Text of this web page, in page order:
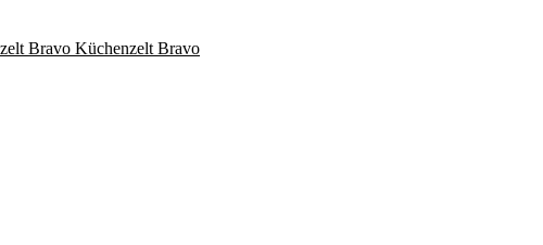
Küchenzelt Bravo